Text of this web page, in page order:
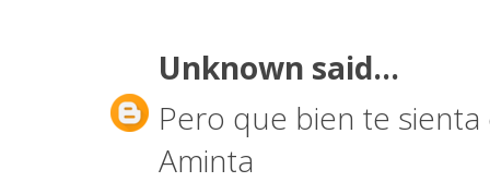
Unknown said...
Pero que bien te
Aminta